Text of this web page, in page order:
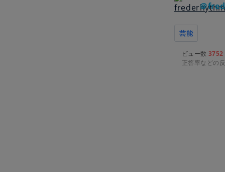
＠
芸能
ビュー数 3752
正答率などの